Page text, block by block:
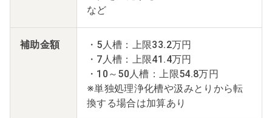
など
補助金額
・5人槽：上限33.2万円
・7人槽：上限41.4万円
・10～50人槽：上限54.8万円
※単独処理浄化槽や汲みとりから転
換する場合は加算あり